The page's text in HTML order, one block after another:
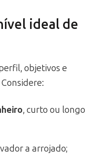
ideal de
objetivos e
, curto ou longo
a arrojado;